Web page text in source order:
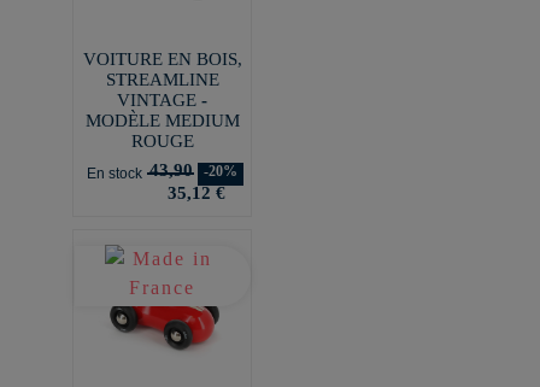
VOITURE EN BOIS,
STREAMLINE
VINTAGE -
MODÈLE MEDIUM
ROUGE
En stock 43,90 -20%
35,12 €